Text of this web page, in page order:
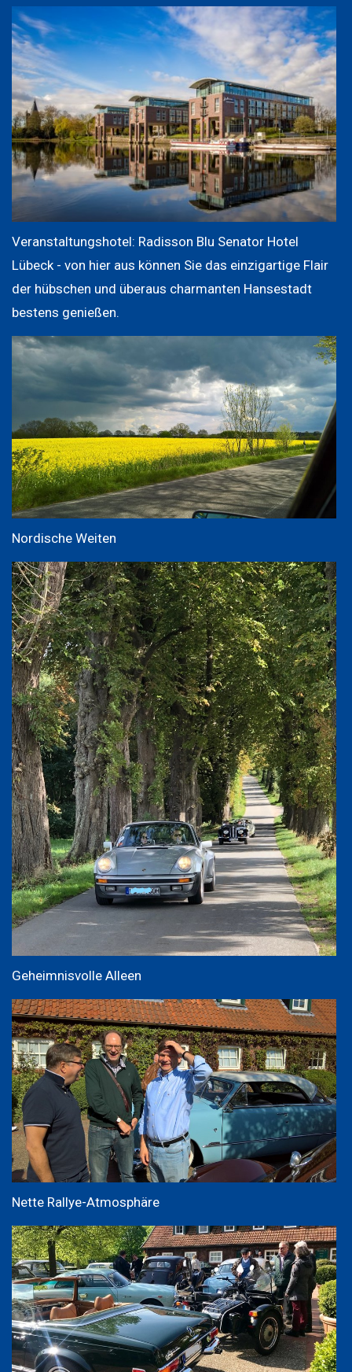
Veranstaltungshotel: Radisson Blu Senator Hotel
Lübeck - von hier aus können Sie das einzigartige Flair
der hübschen und überaus charmanten Hansestadt
bestens genießen.
Nordische Weiten
Geheimnisvolle Alleen
Nette Rallye-Atmosphäre